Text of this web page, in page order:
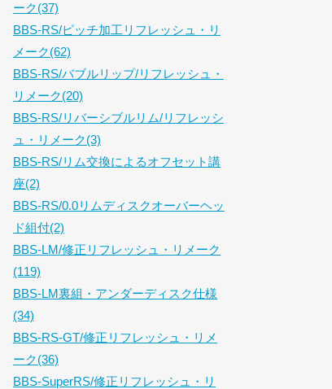
ーク(37)
BBS-RS/ピッチ加工リフレッシュ・リ
メーク(62)
BBS-RS/バブルリップ/リフレッシュ・
リメーク(20)
BBS-RS/リバーシブルリム/リフレッシ
ュ・リメーク(3)
BBS-RS/リム交換によるオフセット講
座(2)
BBS-RS/0.0リムディスクオーバーヘッ
ド組付(2)
BBS-LM/修正リフレッシュ・リメーク
(119)
BBS-LM裏組・アンダーディスク仕様
(34)
BBS-RS-GT/修正リフレッシュ・リメ
ーク(36)
BBS-SuperRS/修正リフレッシュ・リ